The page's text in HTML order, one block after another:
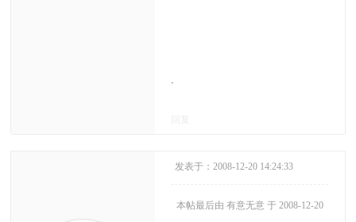
.
发表于：2008-12-20 14:24:33
本帖最后由 有意无意 于 2008-12-20